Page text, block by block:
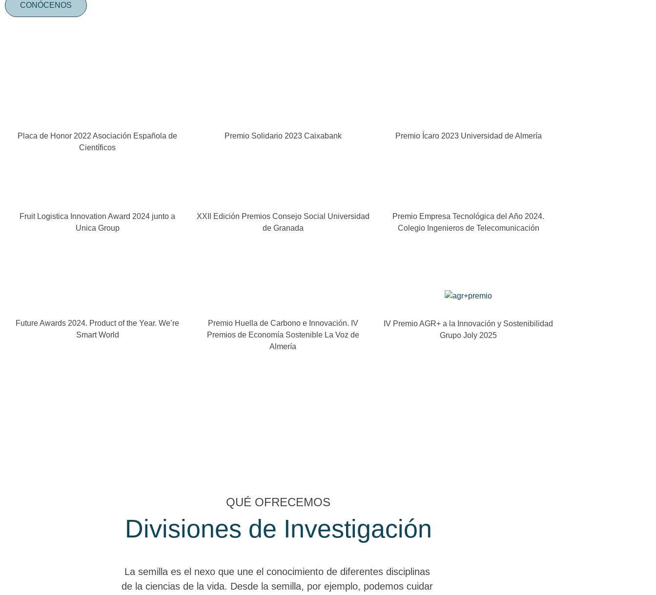
CONÓCENOS
Placa de Honor 2022 Asociación Española de
Científicos
Premio Solidario 2023 Caixabank Premio Ícaro 2023 Universidad de Almería
Fruit Logistica Innovation Award 2024 junto a
Unica Group
XXII Edición Premios Consejo Social Universidad
de Granada
Premio Empresa Tecnológica del Año 2024.
Colegio Ingenieros de Telecomunicación
Future Awards 2024. Product of the Year. We’re
Smart World
Premio Huella de Carbono e Innovación. IV
Premios de Economía Sostenible La Voz de
Almería
IV Premio AGR+ a la Innovación y Sostenibilidad
Grupo Joly 2025
QUÉ OFRECEMOS
Divisiones de Investigación
La semilla es el nexo que une el conocimiento de diferentes disciplinas
de la ciencias de la vida. Desde la semilla, por ejemplo, podemos cuidar